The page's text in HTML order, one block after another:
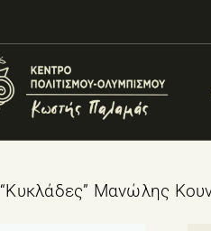
“Κυκλάδες” Μανώλης